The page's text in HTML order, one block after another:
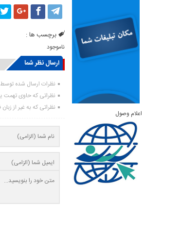
برچسب ها :
ناموجود
ارسال نظر شما
نظرات ارسال شده
نظراتی که حاوی تهمت
نظراتی که به غیر از
اعلام وصول